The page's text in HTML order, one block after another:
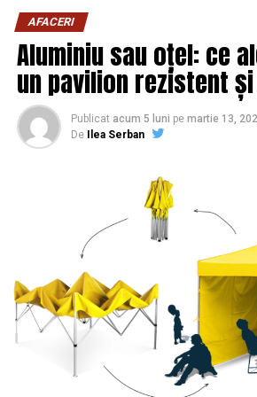
AFACERI
Aluminiu sau oțel: ce
un pavilion rezistent
Publicat acum 5 luni pe martie 13,
De
Ilea Serban